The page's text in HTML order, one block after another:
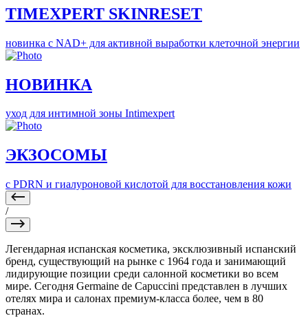
TIMEXPERT SKINRESET
новинка с NAD+ для активной выработки клеточной энергии
НОВИНКА
уход для интимной зоны Intimexpert
ЭКЗОСОМЫ
с PDRN и гиалуроновой кислотой для восстановления кожи
/
Легендарная испанская косметика, эксклюзивный испанский
бренд, существующий на рынке с 1964 года и занимающий
лидирующие позиции среди салонной косметики во всем
мире. Сегодня Germaine de Capuccini представлен в лучших
отелях мира и салонах премиум-класса более, чем в 80
странах.